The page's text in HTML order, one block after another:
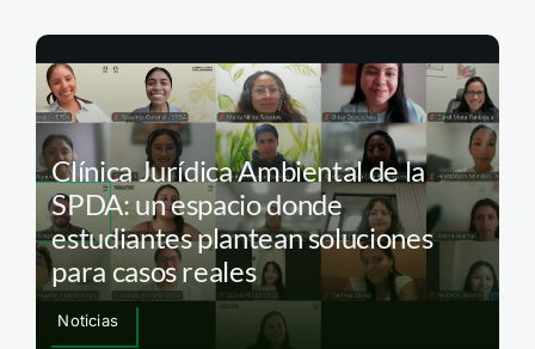
Clínica Jurídica Ambiental de la
SPDA: un espacio donde
estudiantes plantean soluciones
para casos reales
Noticias